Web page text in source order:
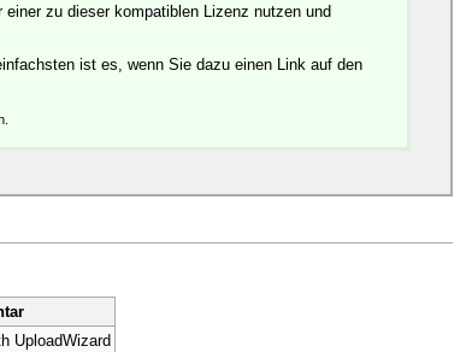
zu dieser kompatiblen Lizenz nutzen und
ist es, wenn Sie dazu einen Link auf den
UploadWizard